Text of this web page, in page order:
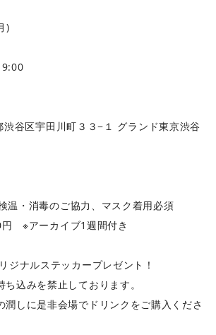
)
谷区宇田川町３３−１ グランド東京渋谷
・消毒のご協力、マスク着用必須
※アーカイブ1週間付き
ジナルステッカープレゼント！
込みを禁止しております。
潤しに是非会場でドリンクをご購入くださ